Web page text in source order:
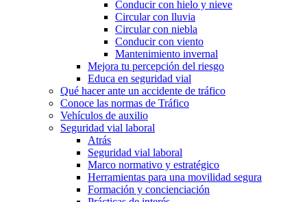
Conducir con hielo y nieve
Circular con lluvia
Circular con niebla
Conducir con viento
Mantenimiento invernal
Mejora tu percepción del riesgo
Educa en seguridad vial
Qué hacer ante un accidente de tráfico
Conoce las normas de Tráfico
Vehículos de auxilio
Seguridad vial laboral
Atrás
Seguridad vial laboral
Marco normativo y estratégico
Herramientas para una movilidad segura
Formación y concienciación